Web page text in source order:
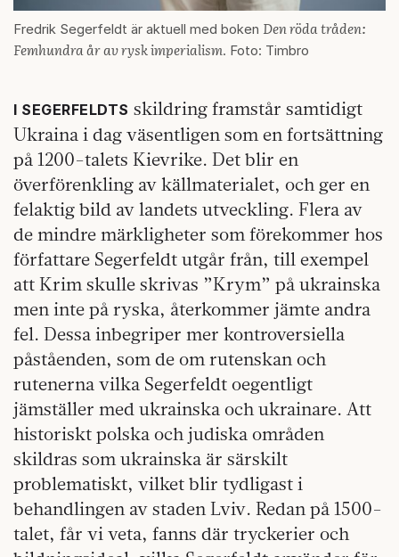
Fredrik Segerfeldt är aktuell med boken Den röda tråden:
Femhundra år av rysk imperialism. Foto: Timbro
I SEGERFELDTS skildring framstår samtidigt
Ukraina i dag väsentligen som en fortsättning
på 1200-talets Kievrike. Det blir en
överförenkling av källmaterialet, och ger en
felaktig bild av landets utveckling. Flera av
de mindre märkligheter som förekommer hos
författare Segerfeldt utgår från, till exempel
att Krim skulle skrivas ”Krym” på ukrainska
men inte på ryska, återkommer jämte andra
fel. Dessa inbegriper mer kontroversiella
påståenden, som de om rutenskan och
rutenerna vilka Segerfeldt oegentligt
jämställer med ukrainska och ukrainare. Att
historiskt polska och judiska områden
skildras som ukrainska är särskilt
problematiskt, vilket blir tydligast i
behandlingen av staden Lviv. Redan på 1500-
talet, får vi veta, fanns där tryckerier och